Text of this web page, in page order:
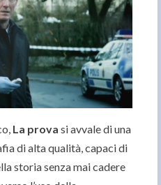
La prova si avvale di una
di alta qualità, capaci di
storia senza mai cadere